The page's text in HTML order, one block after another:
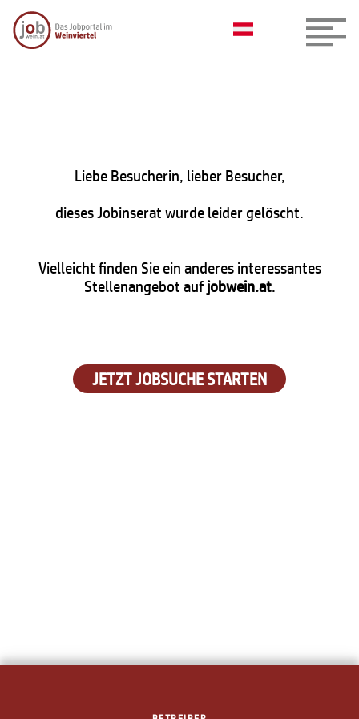
Liebe Besucherin, lieber Besucher,
dieses Jobinserat wurde leider gelöscht.
Vielleicht finden Sie ein anderes interessantes
Stellenangebot aufjobwein.at.
JETZT JOBSUCHE STARTEN